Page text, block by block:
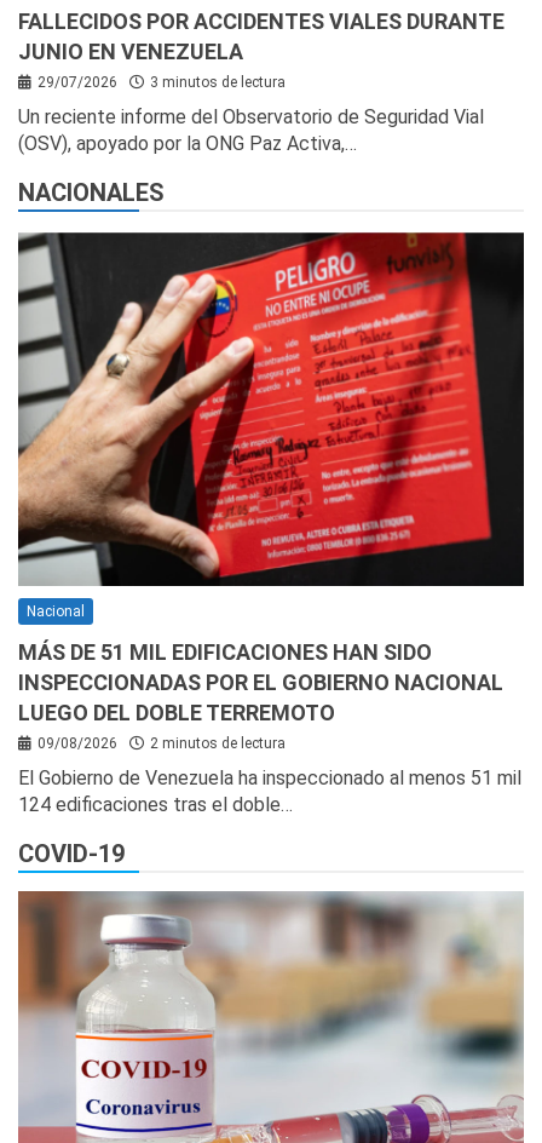
FALLECIDOS POR ACCIDENTES VIALES DURANTE
JUNIO EN VENEZUELA
29/07/2026 3 minutos de lectura
Un reciente informe del Observatorio de Seguridad Vial
(OSV), apoyado por la ONG Paz Activa,…
NACIONALES
Nacional
MÁS DE 51 MIL EDIFICACIONES HAN SIDO
INSPECCIONADAS POR EL GOBIERNO NACIONAL
LUEGO DEL DOBLE TERREMOTO
09/08/2026 2 minutos de lectura
El Gobierno de Venezuela ha inspeccionado al menos 51 mil
124 edificaciones tras el doble…
COVID-19